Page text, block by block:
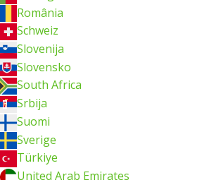
România
Schweiz
Slovenija
Slovensko
South Africa
Srbija
Suomi
Sverige
Türkiye
United Arab Emirates